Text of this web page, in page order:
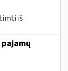
iš
pajamų